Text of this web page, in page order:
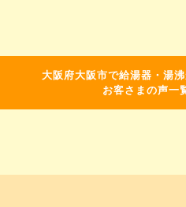
大阪府大阪市で給湯器・湯
お客さまの声一